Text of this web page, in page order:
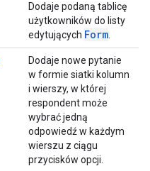
Dodaje podaną tablicę
użytkowników do listy
edytujących Form
Dodaje nowe pytanie
w formie siatki kolumn
i wierszy, w której
respondent może
wybrać jedną
odpowiedź w każdym
wierszu z ciągu
przycisków opcji.